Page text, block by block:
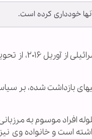
بازداشت شده، بر
افراد موسوم به
است و خانواده وی نیز